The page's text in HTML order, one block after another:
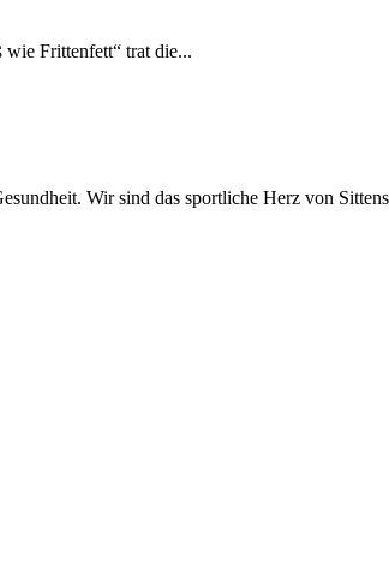
Frittenfett“ trat die...
Wir sind das sport­­liche Herz von